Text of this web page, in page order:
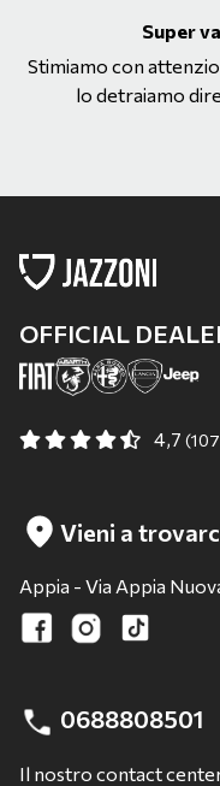
Super
Stimiamo con
lo detraiamo
OFFICIAL
4,7
Vieni a
Appia - Via Appia
0688808501
Il nostro contact